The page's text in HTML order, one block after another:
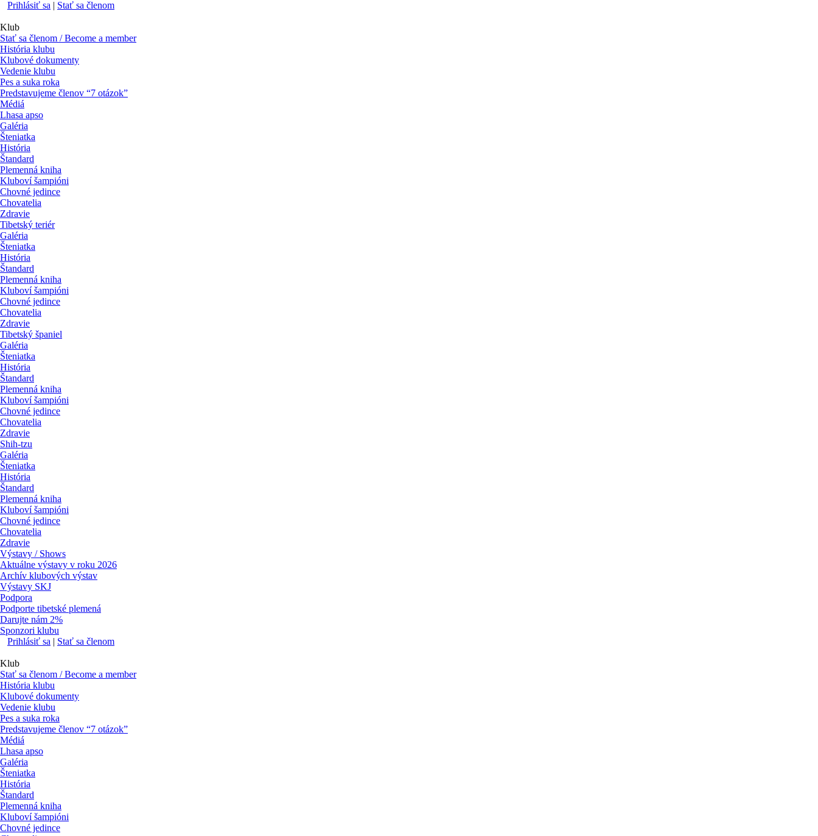
Prihlásiť sa | Stať sa členom
Klub
Stať sa členom / Become a member
História klubu
Klubové dokumenty
Vedenie klubu
Pes a suka roka
Predstavujeme členov “7 otázok”
Médiá
Lhasa apso
Galéria
Šteniatka
História
Štandard
Plemenná kniha
Kluboví šampióni
Chovné jedince
Chovatelia
Zdravie
Tibetský teriér
Galéria
Šteniatka
História
Štandard
Plemenná kniha
Kluboví šampióni
Chovné jedince
Chovatelia
Zdravie
Tibetský španiel
Galéria
Šteniatka
História
Štandard
Plemenná kniha
Kluboví šampióni
Chovné jedince
Chovatelia
Zdravie
Shih-tzu
Galéria
Šteniatka
História
Štandard
Plemenná kniha
Kluboví šampióni
Chovné jedince
Chovatelia
Zdravie
Výstavy / Shows
Aktuálne výstavy v roku 2026
Archív klubových výstav
Výstavy SKJ
Podpora
Podporte tibetské plemená
Darujte nám 2%
Sponzori klubu
Prihlásiť sa | Stať sa členom
Klub
Stať sa členom / Become a member
História klubu
Klubové dokumenty
Vedenie klubu
Pes a suka roka
Predstavujeme členov “7 otázok”
Médiá
Lhasa apso
Galéria
Šteniatka
História
Štandard
Plemenná kniha
Kluboví šampióni
Chovné jedince